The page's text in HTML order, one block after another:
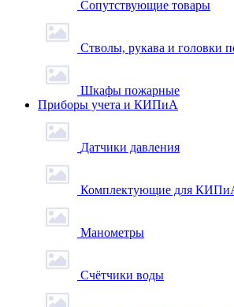
Сопутствующие товары
Стволы, рукава и головки
Шкафы пожарные
Приборы учета и КИПиА
Датчики давления
Комплектующие для
Манометры
Счётчики воды